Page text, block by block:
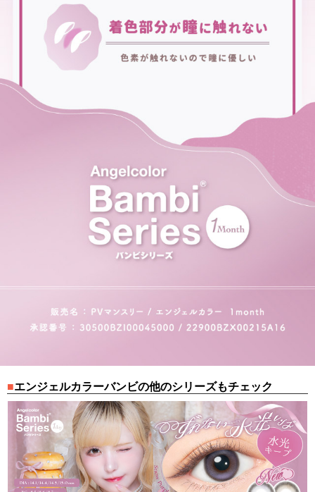
エンジェルカラーバンビの他のシリーズもチェック